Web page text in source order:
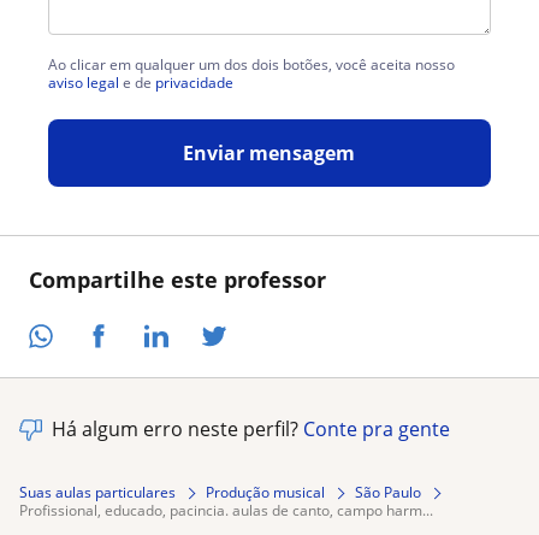
Compartilhe este professor
Ao clicar em qualquer um dos dois botões, você aceita nosso
aviso legal e de privacidade
Enviar mensagem
Há algum erro neste perfil? Conte pra gente
Suas aulas particulares Produção musical
São Paulo
profissional, educado, pacincia. aulas de canto, campo harm...